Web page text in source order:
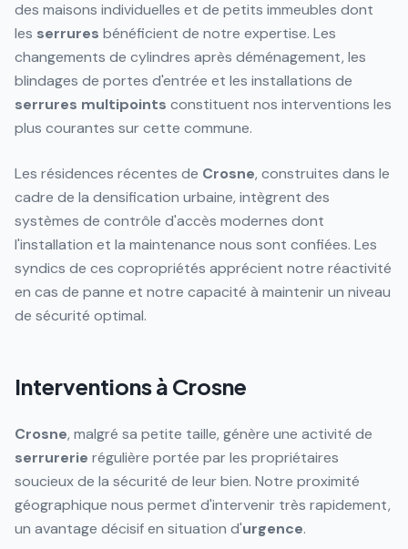
des maisons individuelles et de petits immeubles dont
les serrures bénéficient de notre expertise. Les
changements de cylindres après déménagement, les
blindages de portes d'entrée et les installations de
serrures multipoints constituent nos interventions les
plus courantes sur cette commune.
Les résidences récentes de Crosne, construites dans le
cadre de la densification urbaine, intègrent des
systèmes de contrôle d'accès modernes dont
l'installation et la maintenance nous sont confiées. Les
syndics de ces copropriétés apprécient notre réactivité
en cas de panne et notre capacité à maintenir un niveau
de sécurité optimal.
Interventions à Crosne
Crosne, malgré sa petite taille, génère une activité de
serrurerie régulière portée par les propriétaires
soucieux de la sécurité de leur bien. Notre proximité
géographique nous permet d'intervenir très rapidement,
un avantage décisif en situation d'urgence.